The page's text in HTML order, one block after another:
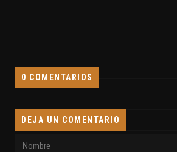
0 COMENTARIOS
DEJA UN COMENTARIO